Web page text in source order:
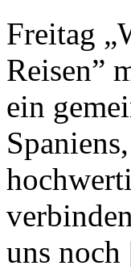
Freitag
Reisen”
ein
uns